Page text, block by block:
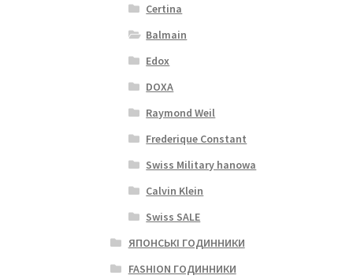
Certina
Balmain
Edox
DOXA
Raymond Weil
Frederique Constant
Swiss Military hanowa
Calvin Klein
Swiss SALE
ЯПОНСЬКІ ГОДИННИКИ
FASHION ГОДИННИКИ